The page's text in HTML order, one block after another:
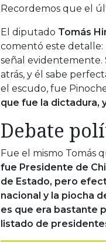
Recordemos que el
El diputado Tomás
comentó este detalle:
señal evidentemente.
atrás, y él sabe
el escudo, fue
que fue la dictadura,
Debate
Fue el mismo Tomás
fue Presidente de
de Estado, pero
nacional y la piocha
es que era bastante
listado de